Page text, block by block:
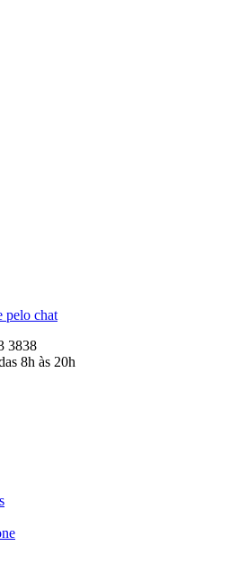
pelo chat
3838
8h às 20h